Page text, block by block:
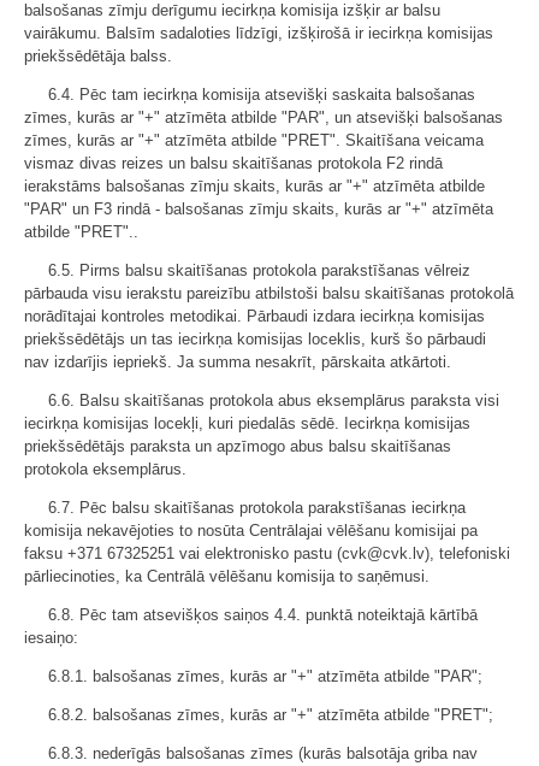
balsošanas zīmju derīgumu iecirkņa komisija izšķir ar balsu
vairākumu. Balsīm sadaloties līdzīgi, izšķirošā ir iecirkņa komisijas
priekšsēdētāja balss.
6.4. Pēc tam iecirkņa komisija atsevišķi saskaita balsošanas
zīmes, kurās ar "+" atzīmēta atbilde "PAR", un atsevišķi balsošanas
zīmes, kurās ar "+" atzīmēta atbilde "PRET". Skaitīšana veicama
vismaz divas reizes un balsu skaitīšanas protokola F2 rindā
ierakstāms balsošanas zīmju skaits, kurās ar "+" atzīmēta atbilde
"PAR" un F3 rindā - balsošanas zīmju skaits, kurās ar "+" atzīmēta
atbilde "PRET"..
6.5. Pirms balsu skaitīšanas protokola parakstīšanas vēlreiz
pārbauda visu ierakstu pareizību atbilstoši balsu skaitīšanas protokolā
norādītajai kontroles metodikai. Pārbaudi izdara iecirkņa komisijas
priekšsēdētājs un tas iecirkņa komisijas loceklis, kurš šo pārbaudi
nav izdarījis iepriekš. Ja summa nesakrīt, pārskaita atkārtoti.
6.6. Balsu skaitīšanas protokola abus eksemplārus paraksta visi
iecirkņa komisijas locekļi, kuri piedalās sēdē. Iecirkņa komisijas
priekšsēdētājs paraksta un apzīmogo abus balsu skaitīšanas
protokola eksemplārus.
6.7. Pēc balsu skaitīšanas protokola parakstīšanas iecirkņa
komisija nekavējoties to nosūta Centrālajai vēlēšanu komisijai pa
faksu +371 67325251 vai elektronisko pastu (cvk@cvk.lv), telefoniski
pārliecinoties, ka Centrālā vēlēšanu komisija to saņēmusi.
6.8. Pēc tam atsevišķos saiņos 4.4. punktā noteiktajā kārtībā
iesaiņo:
6.8.1. balsošanas zīmes, kurās ar "+" atzīmēta atbilde "PAR";
6.8.2. balsošanas zīmes, kurās ar "+" atzīmēta atbilde "PRET";
6.8.3. nederīgās balsošanas zīmes (kurās balsotāja griba nav